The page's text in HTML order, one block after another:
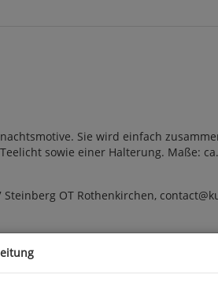
Sie wird einfach
sowie einer Halterung. Maße: ca.
OT Rothenkirchen,